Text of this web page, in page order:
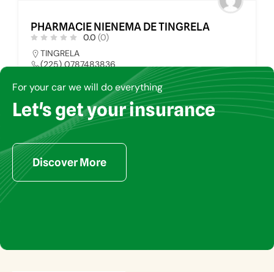
PHARMACIE NIENEMA DE TINGRELA
0.0 (0)
TINGRELA
(225) 0787483836
dryaomartin@gmail.com
PHARMACIE 57
For your car we will do everything
Let's get your insurance
Discover More